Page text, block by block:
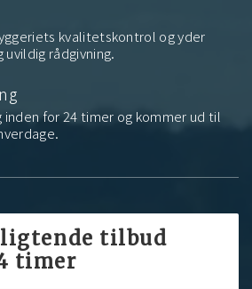
kvalitetskontrol og yder
rådgivning.
inden for 24 timer og kommer ud til
tilbud
timer